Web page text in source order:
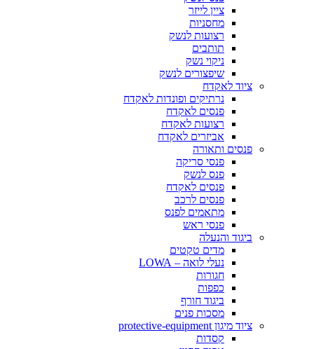
ציין לייזר
מחסניות
רצועות לנשק
תותבים
ניקוי נשק
שיפצורים לנשק
ציוד לאקדח
נרתיקים ופונדות לאקדח
פנסים לאקדח
רצועות לאקדח
אביזרים לאקדח
פנסים ותאורה
פנסי סריקה
פנס לנשק
פנסים לאקדח
פנסים לרכב
מתאמים לפנס
פנסי ראש
ביגוד והנעלה
מדים טקטים
נעלי לואה – LOWA
חגורות
כפפות
ביגוד חורף
מסכות פנים
ציוד מיגון protective-equipment
קסדות